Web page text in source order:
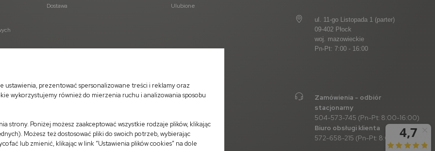
Dostawa
Ulubione
ul. 11-go Listopada 1 (parter)
09-402 Płock
woj. mazowieckie
Pn-Pt: 7:00 - 16:00
Zamówienia - odbiór
stacjonarny
504-573-745 (Pn-Pt: 8:00-16:00)
Biuro obsługi klienta
572-658-215 (Pn-Pt: 8:00-16:00)
ustawienia, prezentować spersonalizowane treści i reklamy oraz
wykorzystujemy również do mierzenia ruchu i analizowania sposobu
strony. Poniżej możesz zaakceptować wszystkie rodzaje plików, klikając
Możesz też dostosować pliki do swoich potrzeb, wybierając
lub zmienić, klikając w link “Ustawienia plików cookies” na dole